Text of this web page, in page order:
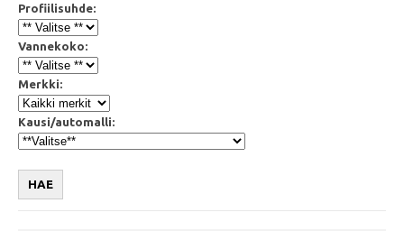
Profiilisuhde:
Vannekoko:
Merkki:
Kausi/automalli:
HAE